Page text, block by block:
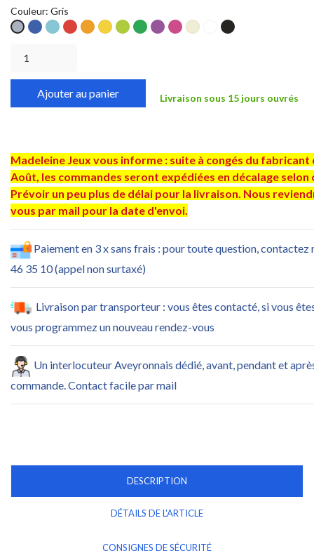
Couleur: Gris
Gris Bleu
S
Céleste
S
Rouge
S
Orange
S
Jaune
S
Pistache
S
Vert
S
Violet
S
Fuchsia
S
Ivoire
S
BlancNoir
S
Ajouter au panier Livraison sous 15 jours ouvrés
Madeleine Jeux vous informe : suite à congés du fabricant
Août, les commandes seront expédiées en décalage selon
Prévoir un peu plus de délai pour la livraison. Nous
vous par mail pour la date d'envoi.
Paiement en 3 x sans frais : pour toute question, contactez
46 35 10 (appel non surtaxé)
Livraison par transporteur : vous êtes contacté, si vous
vous programmez un nouveau rendez-vous
Un interlocuteur Aveyronnais dédié, avant, pendant et
commande. Contact facile par mail
DESCRIPTION
DÉTAILS DE L'ARTICLE
CONSIGNES DE SÉCURITÉ